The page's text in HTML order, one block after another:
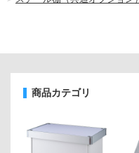
商品カテゴリ